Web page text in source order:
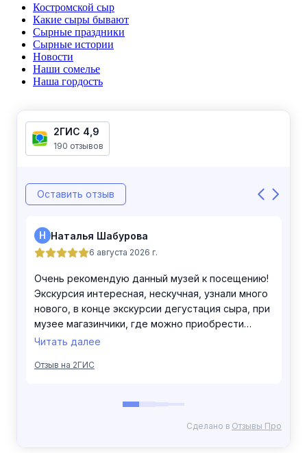
Костромской сыр
Какие сыры бывают
Сырные праздники
Сырные истории
Новости
Наши сомелье
Наша гордость